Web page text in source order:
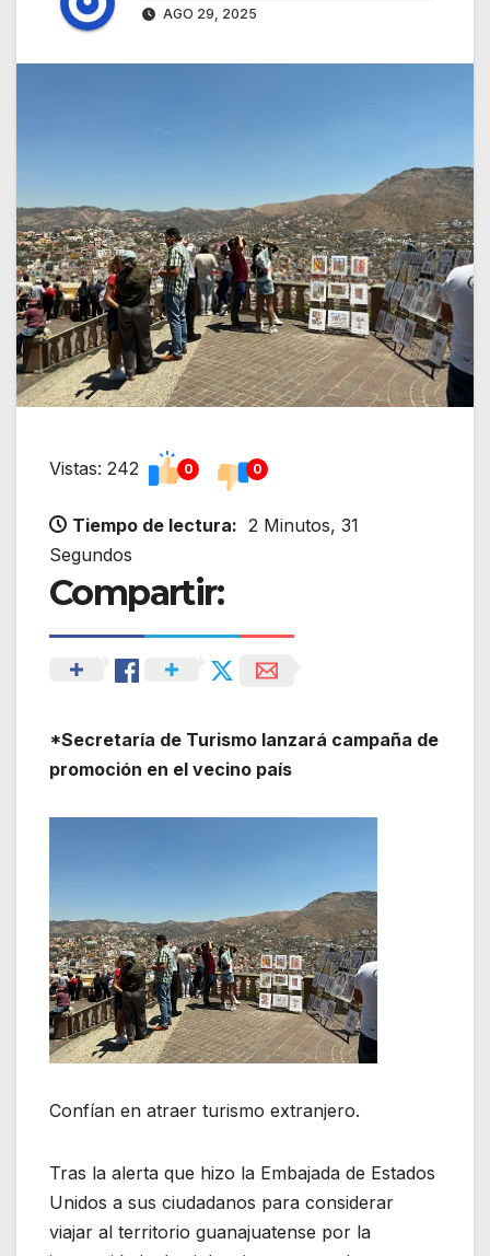
AGO 29, 2025
Vistas: 242 0 0
Tiempo de lectura: 2 Minutos, 31
Segundos
Compartir:
*Secretaría de Turismo lanzará campaña de
promoción en el vecino país
Confían en atraer turismo extranjero.
Tras la alerta que hizo la Embajada de Estados
Unidos a sus ciudadanos para considerar
viajar al territorio guanajuatense por la